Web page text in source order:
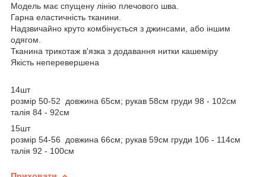
Модель має спущену лінію плечового шва.
Гарна еластичність тканини.
Надзвичайно круто комбінується з джинсами, або іншим
одягом.
Тканина трикотаж в'язка з додавання нитки кашеміру
Якість неперевершена
14шт
розмір 50-52 довжина 65см; рукав 58см груди 98 - 102см
талія 84 - 92см
15шт
розмір 54-56 довжина 66см; рукав 59см груди 106 - 114см
талія 92 - 100см